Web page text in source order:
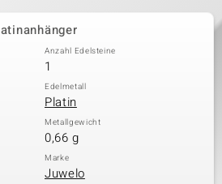
Anzahl Edelsteine
1
Edelmetall
Platin
Metallgewicht
0,66 g
Marke
Juwelo